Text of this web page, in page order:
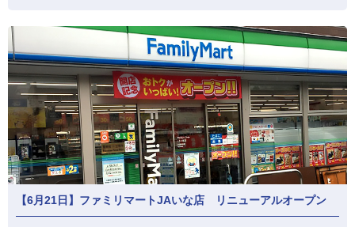
【6月21日】ファミリマートJAいな店 リニューアルオープン